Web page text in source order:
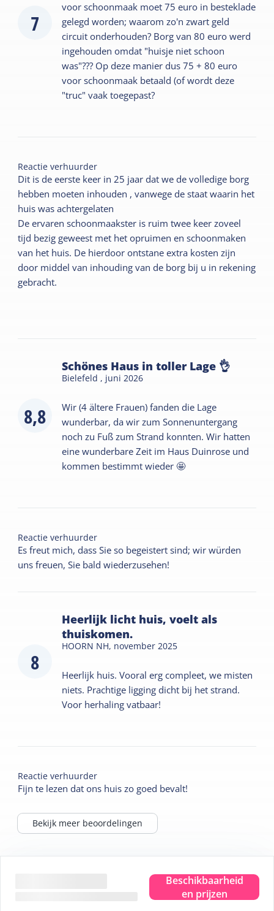
Beschikbaarheid
en prijzen
7
voor schoonmaak moet 75 euro in besteklade
gelegd worden; waarom zo'n zwart geld
circuit onderhouden? Borg van 80 euro werd
ingehouden omdat "huisje niet schoon
was"??? Op deze manier dus 75 + 80 euro
voor schoonmaak betaald (of wordt deze
"truc" vaak toegepast?
Reactie verhuurder
Dit is de eerste keer in 25 jaar dat we de volledige borg
hebben moeten inhouden , vanwege de staat waarin het
huis was achtergelaten
De ervaren schoonmaakster is ruim twee keer zoveel
tijd bezig geweest met het opruimen en schoonmaken
van het huis. De hierdoor ontstane extra kosten zijn
door middel van inhouding van de borg bij u in rekening
gebracht.
8,8
Schönes Haus in toller Lage 👌
Bielefeld , juni 2026
Wir (4 ältere Frauen) fanden die Lage
wunderbar, da wir zum Sonnenuntergang
noch zu Fuß zum Strand konnten. Wir hatten
eine wunderbare Zeit im Haus Duinrose und
kommen bestimmt wieder 🤩
Reactie verhuurder
Es freut mich, dass Sie so begeistert sind; wir würden
uns freuen, Sie bald wiederzusehen!
8
Heerlijk licht huis, voelt als
thuiskomen.
HOORN NH, november 2025
Heerlijk huis. Vooral erg compleet, we misten
niets. Prachtige ligging dicht bij het strand.
Voor herhaling vatbaar!
Reactie verhuurder
Fijn te lezen dat ons huis zo goed bevalt!
Bekijk meer beoordelingen
Tips voor je verblijf